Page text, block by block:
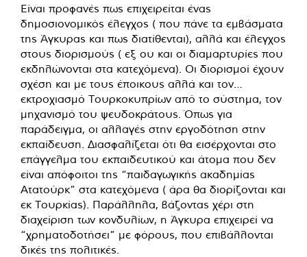
Είναι προφανές πως επιχειρείται ένας
δημοσιονομικός έλεγχος ( που πάνε τα εμβάσματα
της Άγκυρας και πως διατίθενται), αλλά και έλεγχος
στους διορισμούς ( εξ ου και οι διαμαρτυρίες που
εκδηλώνονται στα κατεχόμενα). Οι διορισμοί έχουν
σχέση και με τους έποικους αλλά και τον…
εκτροχιασμό Τουρκοκυπρίων από το σύστημα, τον
μηχανισμό του ψευδοκράτους. Όπως για
παράδειγμα, οι αλλαγές στην εργοδότηση στην
εκπαίδευση. Διασφαλίζεται ότι θα εισέρχονται στο
επάγγελμα του εκπαιδευτικού και άτομα που δεν
είναι απόφοιτοι της “παιδαγωγικής ακαδημίας
Ατατούρκ” στα κατεχόμενα ( άρα θα διορίζονται και
εκ Τουρκίας). Παράλληλα, βάζοντας χέρι στη
διαχείριση των κονδυλίων, η Άγκυρα επιχειρεί να
“χρηματοδοτήσει” με φόρους, που επιβάλλονται
δικές της πολιτικές.